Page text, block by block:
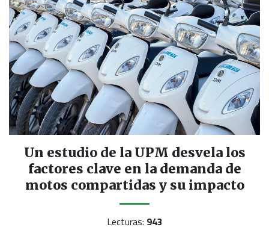
Un estudio de la UPM desvela los
factores clave en la demanda de
motos compartidas y su impacto
Lecturas: 943